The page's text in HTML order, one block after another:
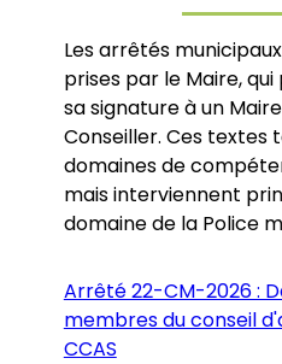
Les arrêtés
prises par le Maire,
sa signature à un
Conseiller. Ces textes
domaines de
mais interviennent
domaine de la Police
Arrêté 22-CM-2026 :
membres du conseil
CCAS